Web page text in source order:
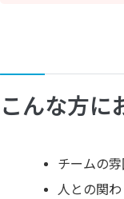
こんな方に
チームの
人との関